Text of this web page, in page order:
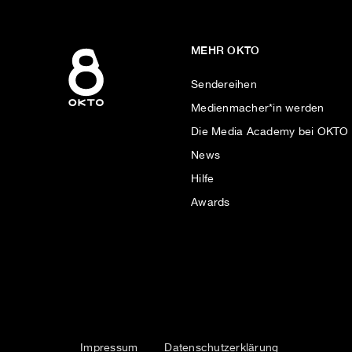
MEHR OKTO
Sendereihen
Medienmacher*in werden
Die Media Academy bei OKTO
News
Hilfe
Awards
Impressum Datenschutzerklärung